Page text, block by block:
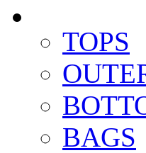
TOPS
BAGS